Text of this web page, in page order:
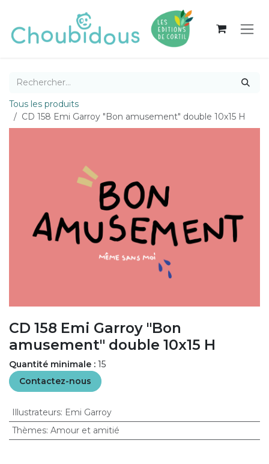
Tous les produits
CD 158 Emi Garroy "Bon amusement" double 10x15 H
CD 158 Emi Garroy "Bon
amusement" double 10x15 H
Quantité minimale : 15
Contactez-nous
Illustrateurs: Emi Garroy
Thèmes: Amour et amitié